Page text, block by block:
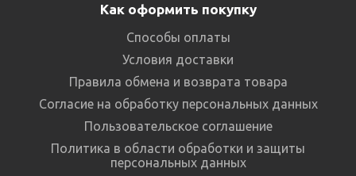
Как оформить покупку
Способы оплаты
Условия доставки
Правила обмена и возврата товара
Согласие на обработку персональных данных
Пользовательское соглашение
Политика в области обработки и защиты
персональных данных